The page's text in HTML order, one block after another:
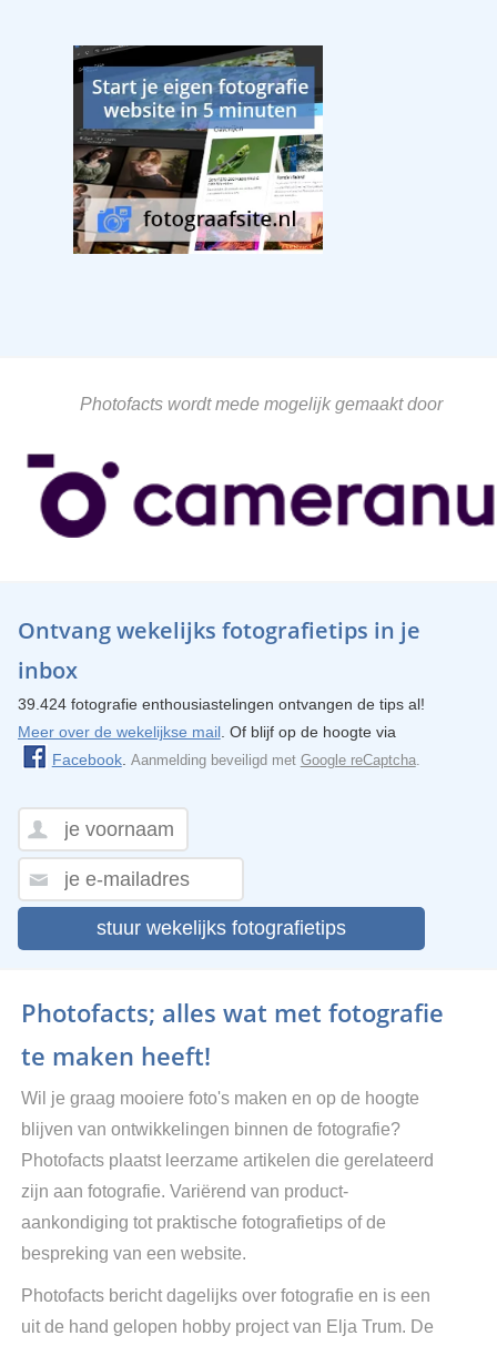
Photofacts wordt mede mogelijk gemaakt door
Ontvang wekelijks fotografietips in je
inbox
39.424 fotografie enthousiastelingen ontvangen de tips al!
Meer over de wekelijkse mail. Of blijf op de hoogte via
Facebook. Aanmelding beveiligd met Google reCaptcha.
stuur wekelijks fotografietips
Photofacts; alles wat met fotografie
te maken heeft!
Wil je graag mooiere foto's maken en op de hoogte
blijven van ontwikkelingen binnen de fotografie?
Photofacts plaatst leerzame artikelen die gerelateerd
zijn aan fotografie. Variërend van product-
aankondiging tot praktische fotografietips of de
bespreking van een website.
Photofacts bericht dagelijks over fotografie en is een
uit de hand gelopen hobby project van Elja Trum. De